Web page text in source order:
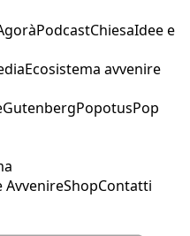
PodcastChiesaIdee e
Ecosistema avvenire
GutenbergPopotusPop
AvvenireShopContatti